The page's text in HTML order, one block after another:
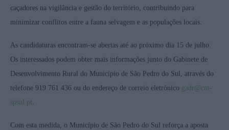
caçadores na vigilância e gestão do território, contribuindo para
minimizar conflitos entre a fauna selvagem e as populações locais.
As candidaturas encontram-se abertas até ao próximo dia 15 de julho.
Os interessados podem obter mais informações junto do Gabinete de
Desenvolvimento Rural do Município de São Pedro do Sul, através do
telefone 919 761 436 ou do endereço de correio eletrónico gadr@cm-
spsul.pt.
Com esta medida, o Município de São Pedro do Sul reforça a aposta